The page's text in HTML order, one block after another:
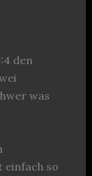
den
was
einfach so